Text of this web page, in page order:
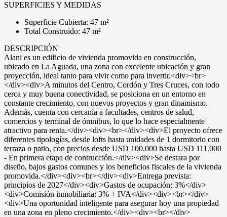
SUPERFICIES Y MEDIDAS
Superficie Cubierta: 47 m²
Total Construido: 47 m²
DESCRIPCIÓN
Alani es un edificio de vivienda promovida en construcción,
ubicado en La Aguada, una zona con excelente ubicación y gran
proyección, ideal tanto para vivir como para invertir.<div><br>
</div><div>A minutos del Centro, Cordón y Tres Cruces, con todo
cerca y muy buena conectividad, se posiciona en un entorno en
constante crecimiento, con nuevos proyectos y gran dinamismo.
Además, cuenta con cercanía a facultades, centros de salud,
comercios y terminal de ómnibus, lo que lo hace especialmente
atractivo para renta.</div><div><br></div><div>El proyecto ofrece
diferentes tipologías, desde lofts hasta unidades de 1 dormitorio con
terraza o patio, con precios desde USD 100.000 hasta USD 111.000
- En primera etapa de contrucción.</div><div>Se destara por
diseño, bajos gastos comunes y los beneficios fiscales de la vivienda
promovida.</div><div><br></div><div>Entrega prevista:
principios de 2027</div><div>Gastos de ocupación: 3%</div>
<div>Comisión inmobiliaria: 3% + IVA</div><div><br></div>
<div>Una oportunidad inteligente para asegurar hoy una propiedad
en una zona en pleno crecimiento.</div><div><br></div>